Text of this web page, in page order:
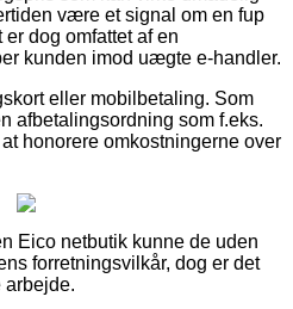
være et signal om en fup
dog omfattet af en
kunden imod uægte e-handler.
eller mobilbetaling. Som
afbetalingsordning som f.eks.
honorere omkostningerne over
Eico netbutik kunne de uden
forretningsvilkår, dog er det